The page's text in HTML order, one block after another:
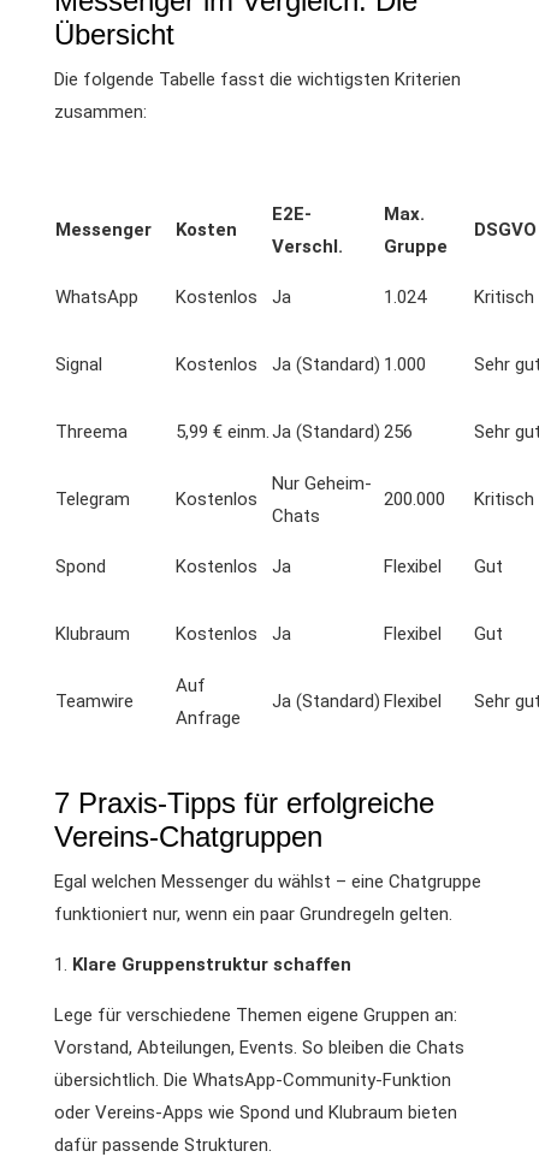
Übersicht
Die folgende Tabelle fasst die wichtigsten Kriterien
zusammen:
Messenger Kosten
E2E-
Verschl.
Max.
Gruppe
DSGVO
WhatsApp Kostenlos Ja 1.024 Kritisch
Signal Kostenlos Ja (Standard) 1.000 Sehr
Threema 5,99 € einm.Ja (Standard) 256 Sehr
Telegram Kostenlos
Nur Geheim-
Chats
200.000 Kritisch
Spond Kostenlos Ja Flexibel Gut
Klubraum Kostenlos Ja Flexibel Gut
Teamwire
Auf
Anfrage
Ja (Standard) Flexibel Sehr
7 Praxis-Tipps für erfolgreiche
Vereins-Chatgruppen
Egal welchen Messenger du wählst – eine Chatgruppe
funktioniert nur, wenn ein paar Grundregeln gelten.
Klare Gruppenstruktur schaffen
Lege für verschiedene Themen eigene Gruppen an:
Vorstand, Abteilungen, Events. So bleiben die Chats
übersichtlich. Die WhatsApp-Community-Funktion
oder Vereins-Apps wie Spond und Klubraum bieten
dafür passende Strukturen.